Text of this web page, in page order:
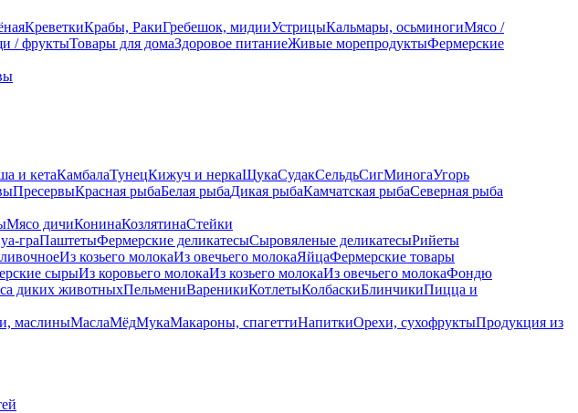
КреветкиКрабы, РакиГребешок, мидииУстрицыКальмары, осьминогиМясо /
/ фруктыТовары для домаЗдоровое питаниеЖивые морепродуктыФермерские
и кетаКамбалаТунецКижуч и неркаЩукаСудакСельдьСигМиногаУгорь
ПресервыКрасная рыбаБелая рыбаДикая рыбаКамчатская рыбаСеверная рыба
Мясо дичиКонинаКозлятинаСтейки
граПаштетыФермерские деликатесыСыровяленые деликатесыРийеты
Из козьего молокаИз овечьего молокаЯйцаФермерские товары
сырыИз коровьего молокаИз козьего молокаИз овечьего молокаФондю
диких животныхПельмениВареникиКотлетыКолбаскиБлинчикиПицца и
маслиныМаслаМёдМукаМакароны, спагеттиНапиткиОрехи, сухофруктыПродукция из